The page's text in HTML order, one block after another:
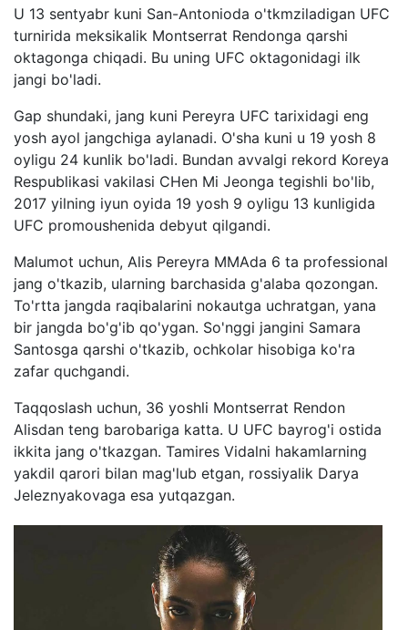
U 13 sentyabr kuni San-Antonioda o'tkmziladigan UFC
turnirida meksikalik Montserrat Rendonga qarshi
oktagonga chiqadi. Bu uning UFC oktagonidagi ilk
jangi bo'ladi.
Gap shundaki, jang kuni Pereyra UFC tarixidagi eng
yosh ayol jangchiga aylanadi. O'sha kuni u 19 yosh 8
oyligu 24 kunlik bo'ladi. Bundan avvalgi rekord Koreya
Respublikasi vakilasi CHen Mi Jeonga tegishli bo'lib,
2017 yilning iyun oyida 19 yosh 9 oyligu 13 kunligida
UFC promoushenida debyut qilgandi.
Malumot uchun, Alis Pereyra MMAda 6 ta professional
jang o'tkazib, ularning barchasida g'alaba qozongan.
To'rtta jangda raqibalarini nokautga uchratgan, yana
bir jangda bo'g'ib qo'ygan. So'nggi jangini Samara
Santosga qarshi o'tkazib, ochkolar hisobiga ko'ra
zafar quchgandi.
Taqqoslash uchun, 36 yoshli Montserrat Rendon
Alisdan teng barobariga katta. U UFC bayrog'i ostida
ikkita jang o'tkazgan. Tamires Vidalni hakamlarning
yakdil qarori bilan mag'lub etgan, rossiyalik Darya
Jeleznyakovaga esa yutqazgan.